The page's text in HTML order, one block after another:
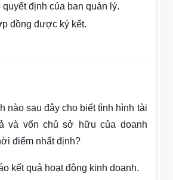
quyết định của ban quản lý.
đồng được ký kết.
nào sau đây cho biết tình hình tài
và vốn chủ sở hữu của doanh
điểm nhất định?
kết quả hoạt động kinh doanh.